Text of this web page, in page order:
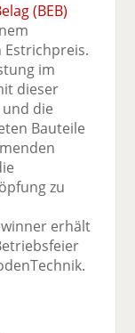
(BEB)
Estrichpreis.
im
dieser
die
Bauteile
zu
erhält